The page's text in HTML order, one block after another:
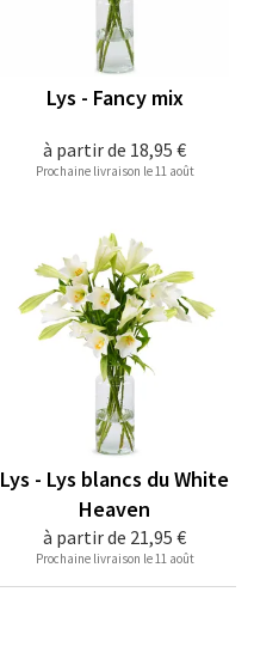
à partir de 18,95 €
Lys - Fancy mix
Prochaine livraison le 11 août
à partir de 21,95 €
Lys - Lys blancs du White
Heaven
Prochaine livraison le 11 août